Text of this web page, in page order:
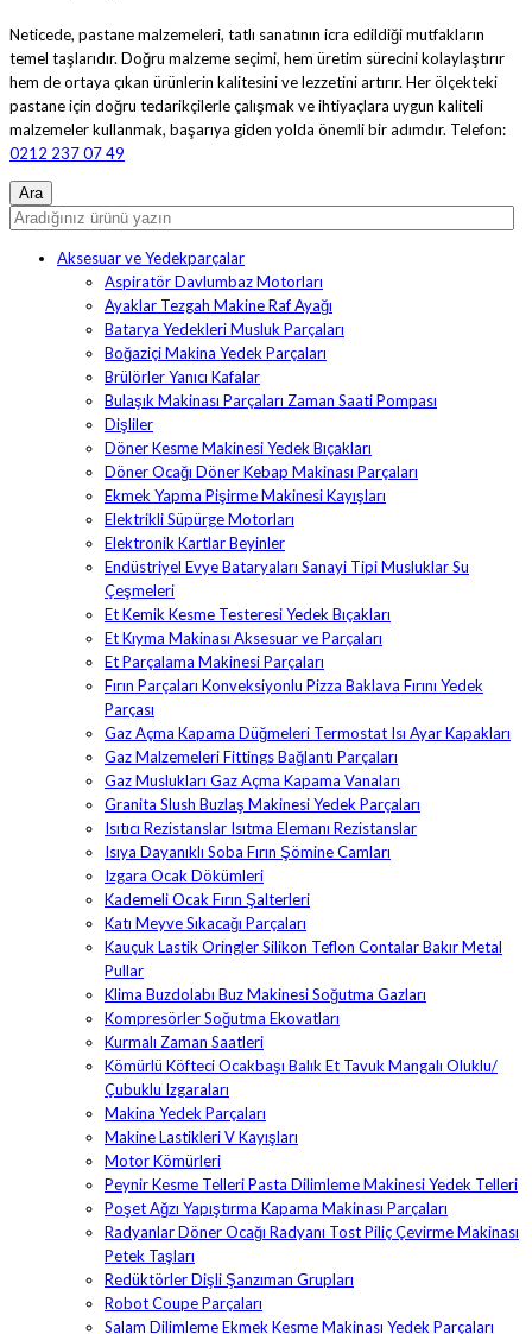
Neticede, pastane malzemeleri, tatlı sanatının icra edildiği mutfakların
temel taşlarıdır. Doğru malzeme seçimi, hem üretim sürecini kolaylaştırır
hem de ortaya çıkan ürünlerin kalitesini ve lezzetini artırır. Her ölçekteki
pastane için doğru tedarikçilerle çalışmak ve ihtiyaçlara uygun kaliteli
malzemeler kullanmak, başarıya giden yolda önemli bir adımdır. Telefon:
0212 237 07 49
Aksesuar ve Yedekparçalar
Aspiratör Davlumbaz Motorları
Ayaklar Tezgah Makine Raf Ayağı
Batarya Yedekleri Musluk Parçaları
Boğaziçi Makina Yedek Parçaları
Brülörler Yanıcı Kafalar
Bulaşık Makinası Parçaları Zaman Saati Pompası
Dişliler
Döner Kesme Makinesi Yedek Bıçakları
Döner Ocağı Döner Kebap Makinası Parçaları
Ekmek Yapma Pişirme Makinesi Kayışları
Elektrikli Süpürge Motorları
Elektronik Kartlar Beyinler
Endüstriyel Evye Bataryaları Sanayi Tipi Musluklar Su
Çeşmeleri
Et Kemik Kesme Testeresi Yedek Bıçakları
Et Kıyma Makinası Aksesuar ve Parçaları
Et Parçalama Makinesi Parçaları
Fırın Parçaları Konveksiyonlu Pizza Baklava Fırını Yedek
Parçası
Gaz Açma Kapama Düğmeleri Termostat Isı Ayar Kapakları
Gaz Malzemeleri Fittings Bağlantı Parçaları
Gaz Muslukları Gaz Açma Kapama Vanaları
Granita Slush Buzlaş Makinesi Yedek Parçaları
Isıtıcı Rezistanslar Isıtma Elemanı Rezistanslar
Isıya Dayanıklı Soba Fırın Şömine Camları
Izgara Ocak Dökümleri
Kademeli Ocak Fırın Şalterleri
Katı Meyve Sıkacağı Parçaları
Kauçuk Lastik Oringler Silikon Teflon Contalar Bakır Metal
Pullar
Klima Buzdolabı Buz Makinesi Soğutma Gazları
Kompresörler Soğutma Ekovatları
Kurmalı Zaman Saatleri
Kömürlü Köfteci Ocakbaşı Balık Et Tavuk Mangalı Oluklu/
Çubuklu Izgaraları
Makina Yedek Parçaları
Makine Lastikleri V Kayışları
Motor Kömürleri
Peynir Kesme Telleri Pasta Dilimleme Makinesi Yedek Telleri
Poşet Ağzı Yapıştırma Kapama Makinası Parçaları
Radyanlar Döner Ocağı Radyanı Tost Piliç Çevirme Makinası
Petek Taşları
Redüktörler Dişli Şanzıman Grupları
Robot Coupe Parçaları
Salam Dilimleme Ekmek Kesme Makinası Yedek Parçaları